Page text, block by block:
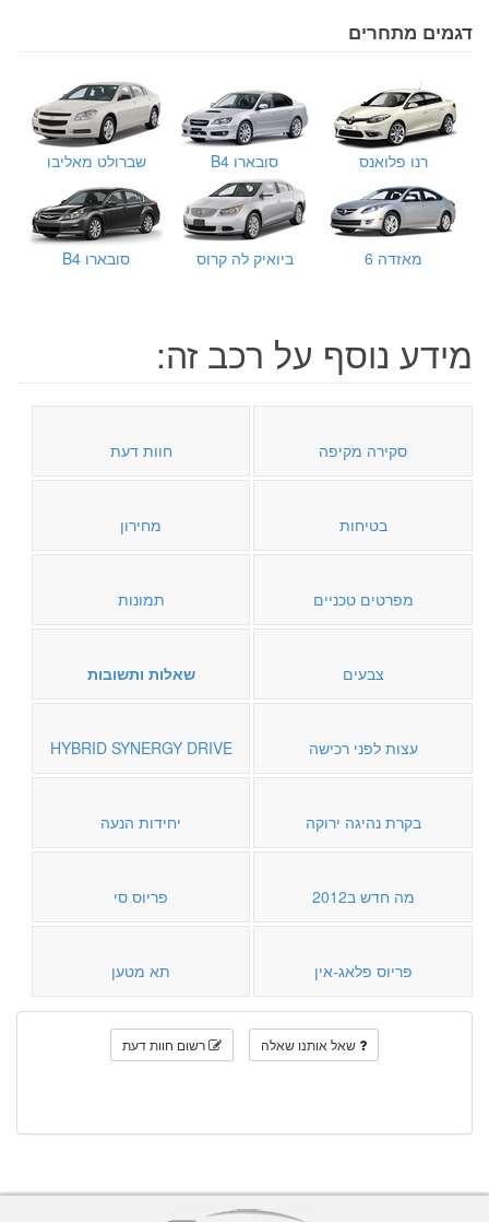
דגמים מתחרים
רנו פלואנס סובארו B4 שברולט מאליבו
מאזדה 6 ביואיק לה קרוס סובארו B4
מידע נוסף על רכב זה:
סקירה מקיפה חוות דעת
בטיחות מחירון
מפרטים טכניים תמונות
צבעים שאלות ותשובות
עצות לפני רכישה HYBRID SYNERGY DRIVE
בקרת נהיגה ירוקה יחידות הנעה
מה חדש ב2012 פריוס סי
פריוס פלאג-אין תא מטען
שאל אותנו שאלה רשום חוות דעת